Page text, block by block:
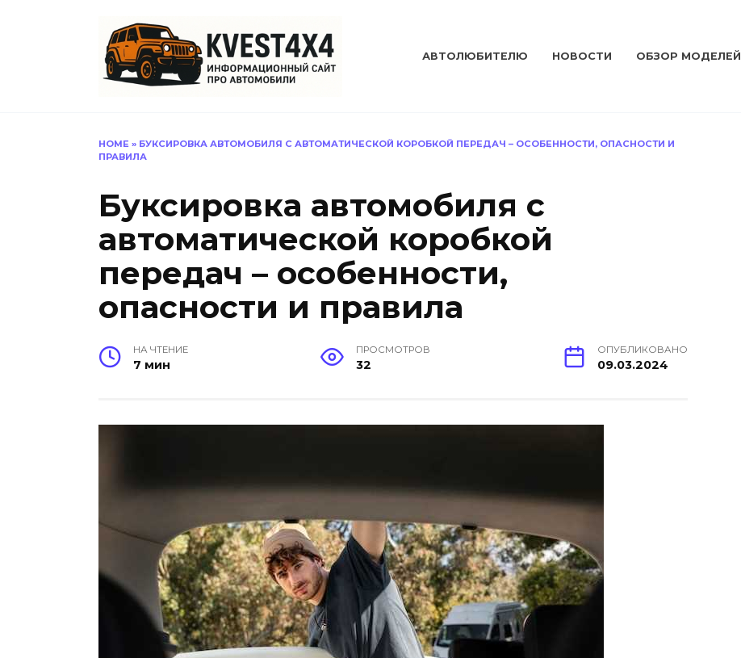
АВТОЛЮБИТЕЛЮ НОВОСТИ ОБЗОР МОДЕЛЕЙ
HOME » БУКСИРОВКА АВТОМОБИЛЯ С АВТОМАТИЧЕСКОЙ КОРОБКОЙ ПЕРЕДАЧ – ОСОБЕННОСТИ, ОПАСНОСТИ И
ПРАВИЛА
Буксировка автомобиля с
автоматической коробкой
передач – особенности,
опасности и правила
НА ЧТЕНИЕ
7 мин
ПРОСМОТРОВ
32
ОПУБЛИКОВАНО
09.03.2024